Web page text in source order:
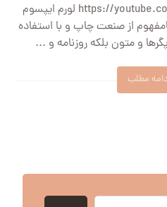
https://youtube.com/watch?v=7e90gBu4pas لورم ایپسوم
از صنعت چاپ و با استفاده
و متون بلکه روزنامه و ...
مطلب